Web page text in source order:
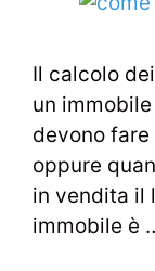
Il calcolo
un
devono
oppure
in vendita il
immobile è